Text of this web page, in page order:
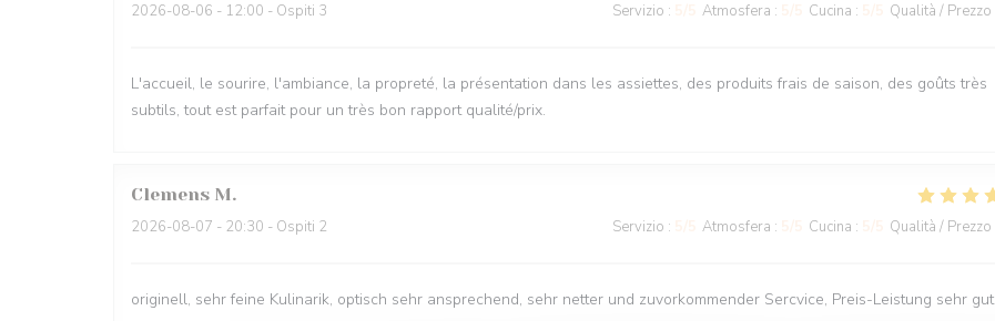
2026-08-06 - 12:00 - Ospiti 3 Servizio : Atmosfera : Cucina : Qualità / Prezzo
L'accueil, le sourire, l'ambiance, la propreté, la présentation dans les assiettes, des produits frais de saison, des goûts très
subtils, tout est parfait pour un très bon rapport qualité/prix.
Clemens M
2026-08-07 - 20:30 - Ospiti 2 Servizio : Atmosfera : Cucina : Qualità / Prezzo
originell, sehr feine Kulinarik, optisch sehr ansprechend, sehr netter und zuvorkommender Sercvice, Preis-Leistung sehr gut